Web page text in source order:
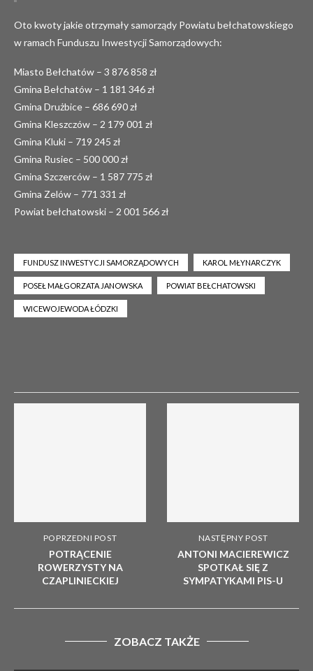
Oto kwoty jakie otrzymały samorządy Powiatu bełchatowskiego
w ramach Funduszu Inwestycji Samorządowych:
Miasto Bełchatów – 3 876 858 zł
Gmina Bełchatów – 1 181 346 zł
Gmina Drużbice – 686 690 zł
Gmina Kleszczów – 2 179 001 zł
Gmina Kluki – 719 245 zł
Gmina Rusiec – 500 000 zł
Gmina Szczerców – 1 587 775 zł
Gmina Zelów – 771 331 zł
Powiat bełchatowski – 2 001 566 zł
FUNDUSZ INWESTYCJI SAMORZĄDOWYCH KAROL MŁYNARCZYK
POSEŁ MAŁGORZATA JANOWSKA POWIAT BEŁCHATOWSKI
WICEWOJEWODA ŁÓDZKI
POPRZEDNI POST
POTRĄCENIE
ROWERZYSTY NA
CZAPLINIECKIEJ
NASTĘPNY POST
ANTONI MACIEREWICZ
SPOTKAŁ SIĘ Z
SYMPATYKAMI PIS-U
ZOBACZ TAKŻE